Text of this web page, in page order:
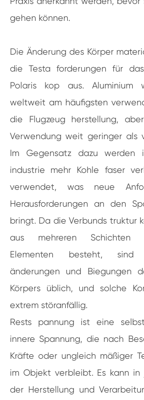
gehen können.
Die Änderung des Körper
die Testa forderungen für
Polaris kop aus. Aluminium
weltweit am häufigsten
die Flugzeug herstellung,
Verwendung weit geringer als
Im Gegensatz dazu werden
industrie mehr Kohle faser
verwendet, was neue
Herausforderungen an den
bringt. Da die Verbunds truktur
aus mehreren Schichten
Elementen besteht,
änderungen und Biegungen
Körpers üblich, und solche
extrem störanfällig.
Rests pannung ist eine
innere Spannung, die nach
Kräfte oder ungleich mäßiger
im Objekt verbleibt. Es kann
der Herstellung und